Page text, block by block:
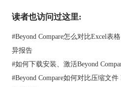
除冲突即选择一侧的内容覆盖文本
一、执行“采用左边部分”命令，即
作为最终输出文本。
二、执行“采用右边部分”命令，即
三、执行“采用中心选择内容”命令
读者也访问过这里:
#Beyond Compare怎么对比Excel表
异报告
#如何下载安装、激活Beyond
#Beyond Compare如何对比压缩文